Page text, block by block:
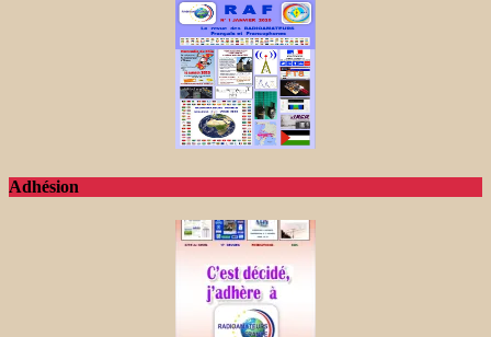
Adhésion